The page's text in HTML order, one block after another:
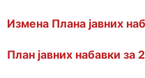
Измена Плана јавних
План јавних набавки за